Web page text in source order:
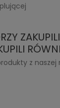
z naszej